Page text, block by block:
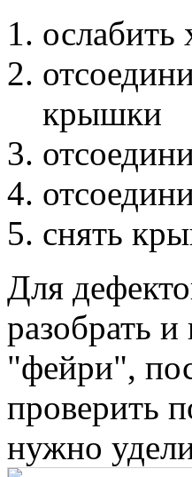
ослабить
крышки
снять
Для
разобрать
"фейри",
проверить
нужно